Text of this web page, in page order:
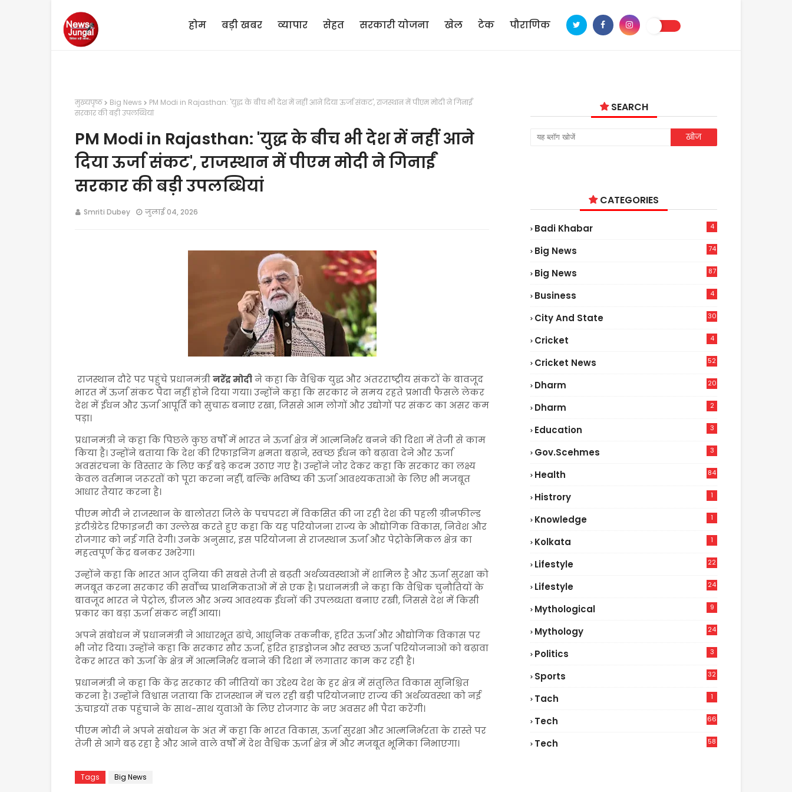
होम बड़ी खबर व्यापार सेहत सरकारी योजना खेल टेक पौराणिक
मुख्यपृष्ठ Big News
PM Modi in Rajasthan: 'युद्ध के बीच भी देश में नहीं आने दिया ऊर्जा संकट', राजस्थान में पीएम मोदी ने गिनाईं
सरकार की बड़ी उपलब्धियां
PM Modi in Rajasthan: 'युद्ध के बीच भी देश में नहीं आने
दिया ऊर्जा संकट', राजस्थान में पीएम मोदी ने गिनाईं
सरकार की बड़ी उपलब्धियां
Smriti Dubey जुलाई 04, 2026
राजस्थान दौरे पर पहुंचे प्रधानमंत्रीनरेंद्र मोदीने कहा कि वैश्विक युद्ध और अंतरराष्ट्रीय संकटों के बावजूद
भारत में ऊर्जा संकट पैदा नहीं होने दिया गया। उन्होंने कहा कि सरकार ने समय रहते प्रभावी फैसले लेकर
देश में ईंधन और ऊर्जा आपूर्ति को सुचारु बनाए रखा, जिससे आम लोगों और उद्योगों पर संकट का असर कम
पड़ा।
प्रधानमंत्री ने कहा कि पिछले कुछ वर्षों में भारत ने ऊर्जा क्षेत्र में आत्मनिर्भर बनने की दिशा में तेजी से काम
किया है। उन्होंने बताया कि देश की रिफाइनिंग क्षमता बढ़ाने, स्वच्छ ईंधन को बढ़ावा देने और ऊर्जा
अवसंरचना के विस्तार के लिए कई बड़े कदम उठाए गए हैं। उन्होंने जोर देकर कहा कि सरकार का लक्ष्य
केवल वर्तमान जरूरतों को पूरा करना नहीं, बल्कि भविष्य की ऊर्जा आवश्यकताओं के लिए भी मजबूत
आधार तैयार करना है।
पीएम मोदी ने राजस्थान के बालोतरा जिले के पचपदरा में विकसित की जा रही देश की पहली ग्रीनफील्ड
इंटीग्रेटेड रिफाइनरी का उल्लेख करते हुए कहा कि यह परियोजना राज्य के औद्योगिक विकास, निवेश और
रोजगार को नई गति देगी। उनके अनुसार, इस परियोजना से राजस्थान ऊर्जा और पेट्रोकेमिकल क्षेत्र का
महत्वपूर्ण केंद्र बनकर उभरेगा।
उन्होंने कहा कि भारत आज दुनिया की सबसे तेजी से बढ़ती अर्थव्यवस्थाओं में शामिल है और ऊर्जा सुरक्षा को
मजबूत करना सरकार की सर्वोच्च प्राथमिकताओं में से एक है। प्रधानमंत्री ने कहा कि वैश्विक चुनौतियों के
बावजूद भारत ने पेट्रोल, डीजल और अन्य आवश्यक ईंधनों की उपलब्धता बनाए रखी, जिससे देश में किसी
प्रकार का बड़ा ऊर्जा संकट नहीं आया।
अपने संबोधन में प्रधानमंत्री ने आधारभूत ढांचे, आधुनिक तकनीक, हरित ऊर्जा और औद्योगिक विकास पर
भी जोर दिया। उन्होंने कहा कि सरकार सौर ऊर्जा, हरित हाइड्रोजन और स्वच्छ ऊर्जा परियोजनाओं को बढ़ावा
देकर भारत को ऊर्जा के क्षेत्र में आत्मनिर्भर बनाने की दिशा में लगातार काम कर रही है।
प्रधानमंत्री ने कहा कि केंद्र सरकार की नीतियों का उद्देश्य देश के हर क्षेत्र में संतुलित विकास सुनिश्चित
करना है। उन्होंने विश्वास जताया कि राजस्थान में चल रही बड़ी परियोजनाएं राज्य की अर्थव्यवस्था को नई
ऊंचाइयों तक पहुंचाने के साथ-साथ युवाओं के लिए रोजगार के नए अवसर भी पैदा करेंगी।
पीएम मोदी ने अपने संबोधन के अंत में कहा कि भारत विकास, ऊर्जा सुरक्षा और आत्मनिर्भरता के रास्ते पर
तेजी से आगे बढ़ रहा है और आने वाले वर्षों में देश वैश्विक ऊर्जा क्षेत्र में और मजबूत भूमिका निभाएगा।
Tags Big News
SEARCH
CATEGORIES
Badi Khabar 4
Big News
74
Big News
87
Business 4
City And State 30
Cricket 4
Cricket News
52
Dharm 20
Dharm 2
Education 3
Gov.scehmes 3
Health
84
Histrory 1
Knowledge 1
Kolkata 1
Lifestyle
22
Lifestyle
24
Mythological 9
Mythology 24
Politics 3
Sports 32
Tach 1
Tech
66
Tech
58